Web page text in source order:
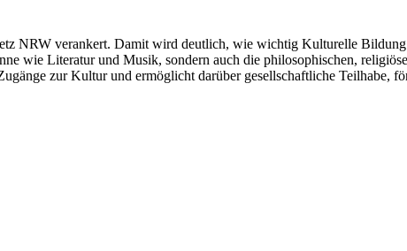
NRW verankert. Damit wird deutlich, wie wichtig Kulturelle Bildung
wie Literatur und Musik, sondern auch die philosophischen,
zur Kultur und ermöglicht darüber gesellschaftliche Teilhabe,